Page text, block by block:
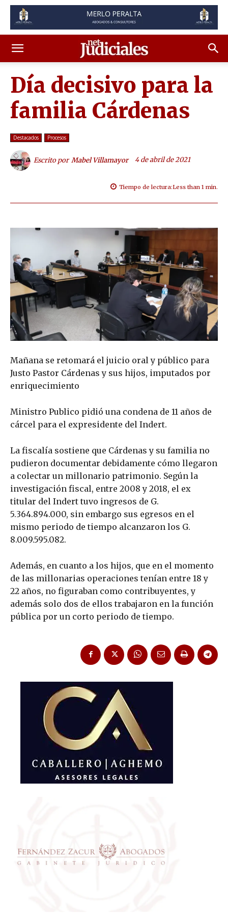
Día decisivo para la
familia Cárdenas
Destacados Procesos
Escrito por Mabel Villamayor 4 de abril de 2021
Tiempo de lectura:Less than 1 min.
Mañana se retomará el juicio oral y público para
Justo Pastor Cárdenas y sus hijos, imputados por
enriquecimiento
Ministro Publico pidió una condena de 11 años de
cárcel para el expresidente del Indert.
La fiscalía sostiene que Cárdenas y su familia no
pudieron documentar debidamente cómo llegaron
a colectar un millonario patrimonio. Según la
investigación fiscal, entre 2008 y 2018, el ex
titular del Indert tuvo ingresos de G.
5.364.894.000, sin embargo sus egresos en el
mismo periodo de tiempo alcanzaron los G.
8.009.595.082.
Además, en cuanto a los hijos, que en el momento
de las millonarias operaciones tenían entre 18 y
22 años, no figuraban como contribuyentes, y
además solo dos de ellos trabajaron en la función
pública por un corto periodo de tiempo.